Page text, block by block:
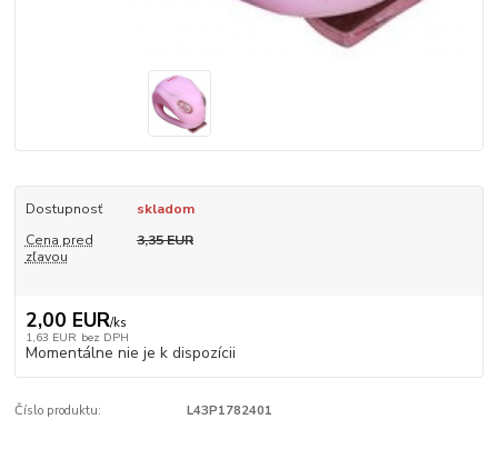
Dostupnosť
skladom
Cena pred
zľavou
3,35 EUR
2,00 EUR/ks
1,63 EUR bez DPH
Momentálne nie je k dispozícii
Číslo produktu: L43P1782401